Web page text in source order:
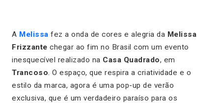
A Melissa fez a onda de cores e alegria da Melissa
Frizzante chegar ao fim no Brasil com um evento
inesquecível realizado na Casa Quadrado, em
Trancoso. O espaço, que respira a criatividade e o
estilo da marca, agora é uma pop-up de verão
exclusiva, que é um verdadeiro paraíso para os